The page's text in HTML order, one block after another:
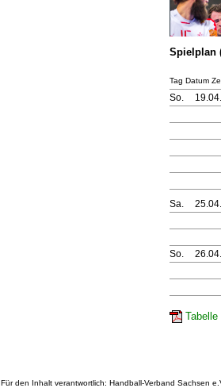
Spielplan
Tag Datum
So.
Sa.
So.
Für den Inhalt verantwortlich: Handball-Verband Sachsen